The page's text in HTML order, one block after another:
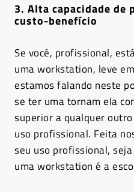
3. Alta capacidade de
custo-benefício
Se você, profissional,
uma workstation, leve
estamos falando neste
se ter uma tornam ela
superior a qualquer
uso profissional. Feita
seu uso profissional,
uma workstation é a